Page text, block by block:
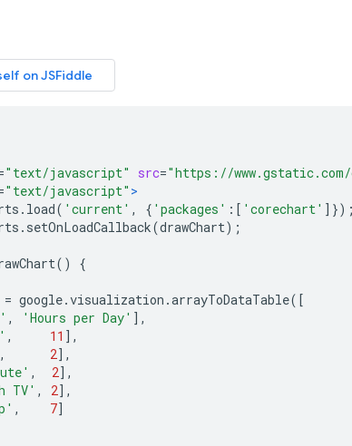
"text/javascript" src="https://
"text/javascript" >
. load( 'current' , { 'packages' :[ 'corechart' ]});
. setOnLoadCallback(drawChart);
() {
= google.visualization .arrayToDataTable([
, 'Hours per Day' ],
, 11 ],
, 2],
, 2],
TV' , 2],
, 7]